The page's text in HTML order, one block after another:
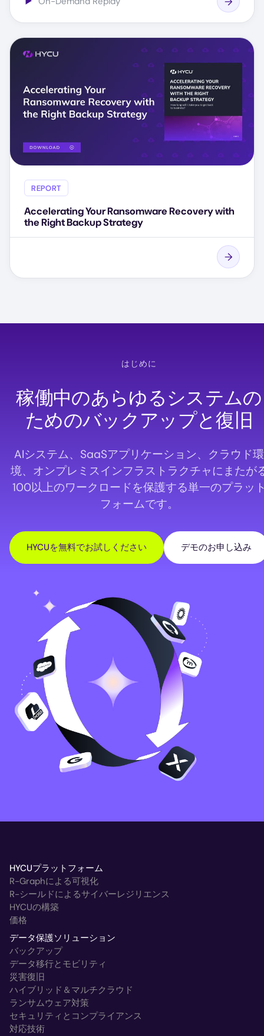
REPORT
Accelerating Your Ransomware Recovery with
the Right Backup Strategy
はじめに
稼働中のあらゆるシステムの
ためのバックアップと復旧
AIシステム、SaaSアプリケーション、クラウド環
境、オンプレミスインフラストラクチャにまたが
100以上のワークロードを保護する単一のプラッ
フォームです。
HYCUを無料でお試しください デモのお申し込み
HYCUプラットフォーム
R-Graphによる可視化
R-シールドによるサイバーレジリエンス
HYCUの構築
価格
データ保護ソリューション
バックアップ
データ移行とモビリティ
災害復旧
ハイブリッド＆マルチクラウド
ランサムウェア対策
セキュリティとコンプライアンス
対応技術